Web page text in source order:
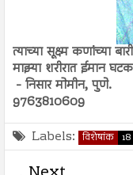
त्याच्या सूक्ष्म कणांच्या
माझ्या शरीरात ईमान
- निसार मोमीन, पुणे.
9763810609
Labels: विशेषांक 18